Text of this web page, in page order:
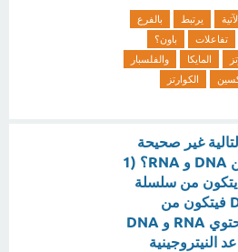
يرتبط
بالفرع
تفاعلات
باون؟
المايكا
والفلسبار
الكوارتز
غير صحيحة
عند المقارنة بين DNA و RNA؟ (1
نقطة) أ) RNA يتكون من سلسلة
واحدة، أما DNA فيتكون من
سلسلتين ب) يحتوي RNA و DNA
النيتروجينية